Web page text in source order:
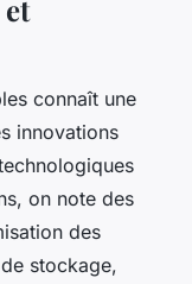
connaît une
innovations
on note des
des
stockage,